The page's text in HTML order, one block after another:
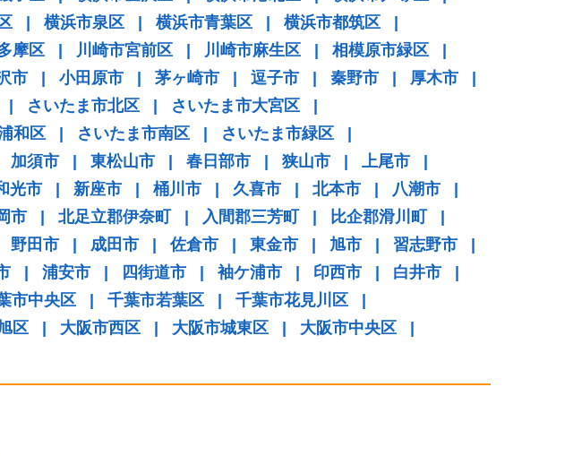
| 横浜市泉区 | 横浜市青葉区 | 横浜市都筑区
|
摩区 | 川崎市宮前区 | 川崎市麻生区 | 相模原市緑区
|
市 | 小田原市 | 茅ヶ崎市 | 逗子市 | 秦野市 | 厚木市
|
| さいたま市北区 | さいたま市大宮区
|
和区 | さいたま市南区 | さいたま市緑区
|
加須市 | 東松山市 | 春日部市 | 狭山市 | 上尾市
|
光市 | 新座市 | 桶川市 | 久喜市 | 北本市 | 八潮市
|
市 | 北足立郡伊奈町 | 入間郡三芳町 | 比企郡滑川町
|
野田市 | 成田市 | 佐倉市 | 東金市 | 旭市 | 習志野市
|
| 浦安市 | 四街道市 | 袖ケ浦市 | 印西市 | 白井市
|
市中央区 | 千葉市若葉区 | 千葉市花見川区
|
区 | 大阪市西区 | 大阪市城東区 | 大阪市中央区
|